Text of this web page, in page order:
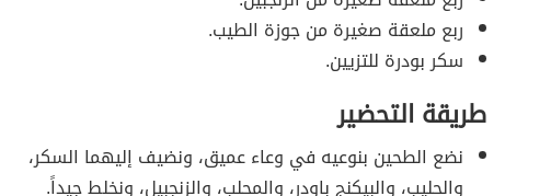
ربع ملعقة صغيرة من جوزة الطيب.
سكر بودرة للتزيين.
طريقة التحضير
نضع الطحين بنوعيه في وعاء عميق، ونضيف إليهما السكر،
والحليب، والبيكنج باودر، والمحلب، والزنجبيل، ونخلط جيداً.